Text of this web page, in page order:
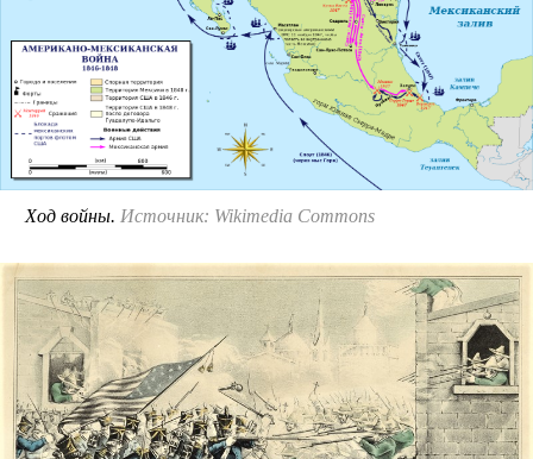
Ход войны. Источник: Wikimedia Commons